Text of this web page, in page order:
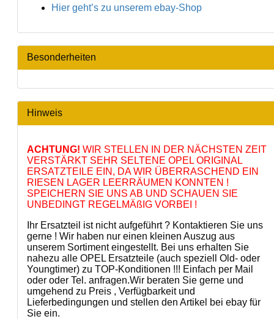
Hier geht’s zu unserem ebay-Shop
Besonderheiten
Hinweis
ACHTUNG! WIR STELLEN IN DER NÄCHSTEN ZEIT
VERSTÄRKT SEHR SELTENE OPEL ORIGINAL
ERSATZTEILE EIN, DA WIR ÜBERRASCHEND EIN
RIESEN LAGER LEERRÄUMEN KONNTEN !
SPEICHERN SIE UNS AB UND SCHAUEN SIE
UNBEDINGT REGELMÄßIG VORBEI !
Ihr Ersatzteil ist nicht aufgeführt ? Kontaktieren Sie uns
gerne ! Wir haben nur einen kleinen Auszug aus
unserem Sortiment eingestellt. Bei uns erhalten Sie
nahezu alle OPEL Ersatzteile (auch speziell Old- oder
Youngtimer) zu TOP-Konditionen !!! Einfach per Mail
oder oder Tel. anfragen.Wir beraten Sie gerne und
umgehend zu Preis , Verfügbarkeit und
Lieferbedingungen und stellen den Artikel bei ebay für
Sie ein.